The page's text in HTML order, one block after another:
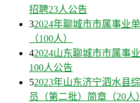
招聘23人公告
32024年聊城市市属事业
（100人）
42024山东聊城市市属事
100人公告
52023年山东济宁泗水县
员（第二批）简章（20人）